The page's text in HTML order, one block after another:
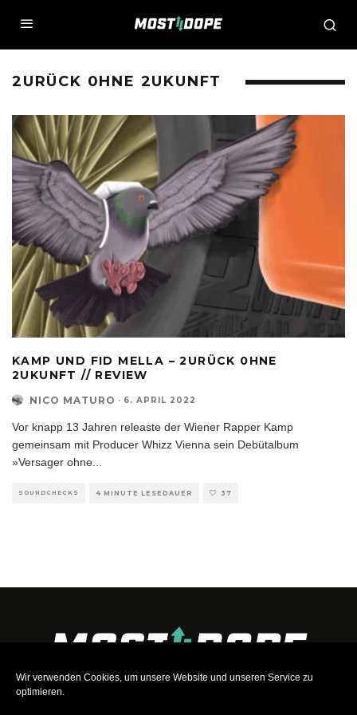
Wir verwenden Cookies, um unsere Website und unseren Service zu
optimieren.
2URÜCK 0HNE 2UKUNFT
KAMP UND FID MELLA – 2URÜCK 0HNE
2UKUNFT // REVIEW
NICO MATURO · 6. APRIL 2022
Vor knapp 13 Jahren releaste der Wiener Rapper Kamp
gemeinsam mit Producer Whizz Vienna sein Debütalbum
»Versager ohne
SOUNDCHECKS 4 MINUTE LESEDAUER 37